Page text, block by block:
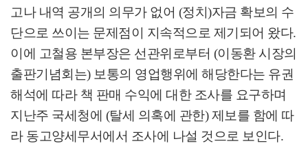
고나 내역 공개의 의무가 없어 (정치 )자금 확보의 수
단으로 쓰이는 문제점이 지속적으로 제기되어 왔다.
이에 고철용 본부장은 선관위로부터 (이동환 시장의
출판기념회는) 보통의 영업행위에 해당한다는 유권
해석에 따라 책 판매 수익에 대한 조사를 요구하며
지난주 국세청에 (탈세 의혹에 관한)제보를 함에 따
라 동고양세무서에서 조사에 나설 것으로 보인다.